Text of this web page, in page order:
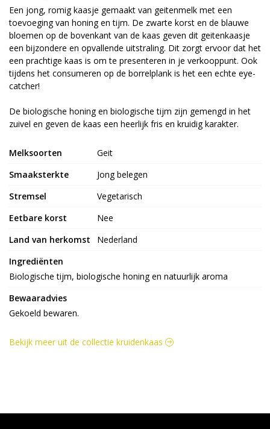
Een jong, romig kaasje gemaakt van geitenmelk met een
toevoeging van honing en tijm. De zwarte korst en de blauwe
bloemen op de bovenkant van de kaas geven dit geitenkaasje
een bijzondere en opvallende uitstraling. Dit zorgt ervoor dat het
een prachtige kaas is om te presenteren in je verkooppunt. Ook
tijdens het consumeren op de borrelplank is het een echte eye-
catcher!
De biologische honing en biologische tijm zijn gemengd in het
zuivel en geven de kaas een heerlijk fris en kruidig karakter.
Melksoorten
Geit
Smaaksterkte
Jong belegen
Stremsel
Vegetarisch
Eetbare korst
Nee
Land van herkomst
Nederland
Ingrediënten
Biologische tijm, biologische honing en natuurlijk aroma
Bewaaradvies
Gekoeld bewaren.
Bekijk meer uit de collectie kruidenkaas